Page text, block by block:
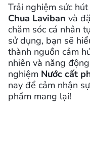
Trải nghiệm sức
Chua Laviban và
chăm sóc cá nhân
sử dụng, bạn sẽ
thành nguồn cảm
nhiên và năng
nghiệm Nước cất
nay để cảm nhận
phẩm mang lại!